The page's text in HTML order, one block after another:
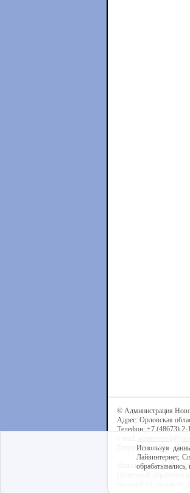
© Администрация
Адрес: Орловская
Телефон: +7 (48673) 2-
Разработка сайта -
Используя данный
Используя
Лайвинтернет,
обрабатывались,